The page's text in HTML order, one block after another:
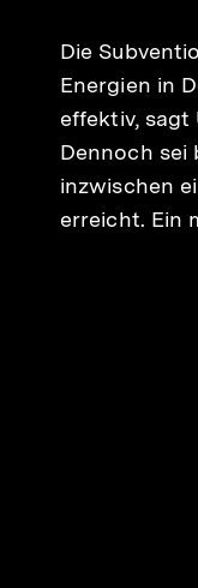
Die
Energien in
effektiv, sagt
Dennoch sei
inzwischen
erreicht. Ein